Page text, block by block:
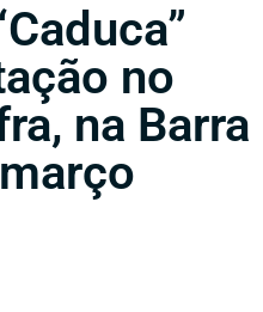
no
na Barra